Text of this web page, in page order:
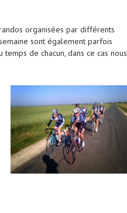
organisées par différents
sont également parfois
de chacun, dans ce cas nous